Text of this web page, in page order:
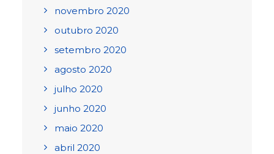
novembro 2020
outubro 2020
setembro 2020
agosto 2020
julho 2020
junho 2020
maio 2020
abril 2020